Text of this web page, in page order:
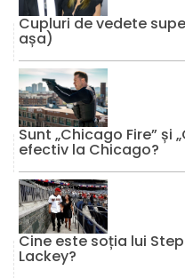
Cupluri de vedete
așa)
Sunt „Chicago Fire” și
efectiv la Chicago?
Cine este soția lui
Lackey?